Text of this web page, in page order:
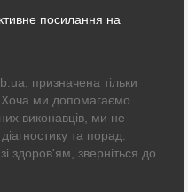
посилання на
призначена тільки
ми допомагаємо
виконавців, ми не
та порад.
здоров'ям, зверніться до